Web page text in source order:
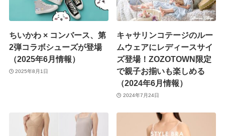
ちいかわ × コンバース、第
2弾コラボシューズが登場
（2025年6月情報）
2025年8月1日
キャサリンコテージのルー
ムウェアにレディースサイ
ズ登場！ZOZOTOWN限定
で親子お揃いも楽しめる
（2024年6月情報）
2024年7月24日